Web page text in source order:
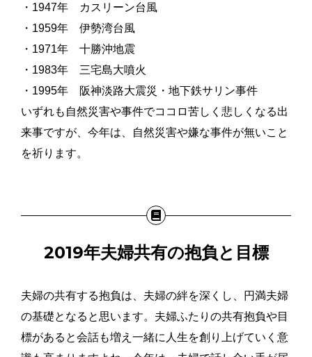
・1947年 カスリーン台風
・1959年 伊勢湾台風
・1971年 十勝沖地震
・1983年 三宅島大噴火
・1995年 阪神淡路大震災・地下鉄サリン事件
いずれも自然災害や事件でココロ苦しく悲しくなる出
来事ですが、今年は、自然災害や嫌な事件が無いこと
を祈ります。
2019年夫婦共有の抱負と目標
夫婦の共有する抱負は、夫婦の絆を深くし、円満夫婦
の基礎となると思います。夫婦ふたりの共有抱負や目
標があると会話も増え一緒に人生を創り上げていく意